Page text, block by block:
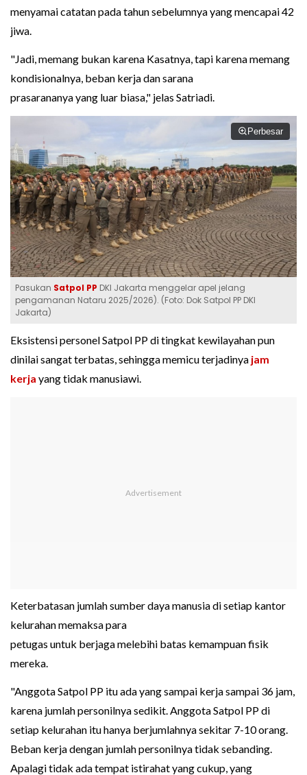
menyamai catatan pada tahun sebelumnya yang mencapai 42
jiwa.
"Jadi, memang bukan karena Kasatnya, tapi karena memang
kondisionalnya, beban kerja dan sarana
prasarananya yang luar biasa," jelas Satriadi.
Perbesar
Pasukan Satpol PP DKI Jakarta menggelar apel jelang
pengamanan Nataru 2025/2026). (Foto: Dok Satpol PP DKI
Jakarta)
Eksistensi personel Satpol PP di tingkat kewilayahan pun
dinilai sangat terbatas, sehingga memicu terjadinya jam
kerja yang tidak manusiawi.
Keterbatasan jumlah sumber daya manusia di setiap kantor
kelurahan memaksa para
petugas untuk berjaga melebihi batas kemampuan fisik
mereka.
"Anggota Satpol PP itu ada yang sampai kerja sampai 36 jam,
karena jumlah personilnya sedikit. Anggota Satpol PP di
setiap kelurahan itu hanya berjumlahnya sekitar 7-10 orang.
Beban kerja dengan jumlah personilnya tidak sebanding.
Apalagi tidak ada tempat istirahat yang cukup, yang